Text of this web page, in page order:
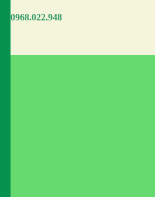
0968.022.948